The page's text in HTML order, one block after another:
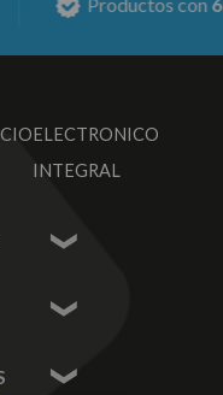
ELECTRONICO
INTEGRAL